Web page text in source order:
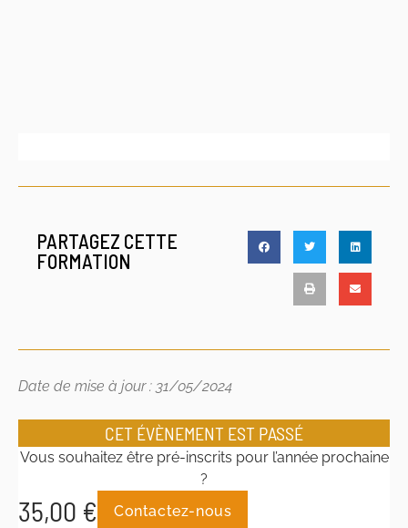
PARTAGEZ CETTE
FORMATION
Date de mise à jour : 31/05/2024
CET ÉVÈNEMENT EST PASSÉ
Vous souhaitez être pré-inscrits pour l’année prochaine
?
35,00 € Contactez-nous